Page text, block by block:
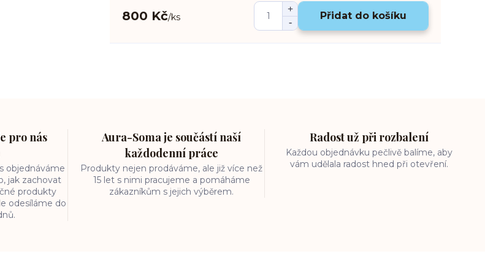
800 Kč/ks Přidat do košíku
pro nás
objednáváme
jak zachovat
produkty
odesíláme do
Aura-Soma je součástí naší
každodenní práce
Produkty nejen prodáváme, ale již více než
15 let s nimi pracujeme a pomáháme
zákazníkům s jejich výběrem.
Radost už při rozbalení
Každou objednávku pečlivě balíme, aby
vám udělala radost hned při otevření.